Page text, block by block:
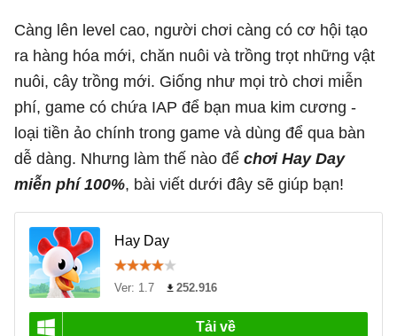
Càng lên level cao, người chơi càng có cơ hội tạo
ra hàng hóa mới, chăn nuôi và trồng trọt những vật
nuôi, cây trồng mới. Giống như mọi trò chơi miễn
phí, game có chứa IAP để bạn mua kim cương -
loại tiền ảo chính trong game và dùng để qua bàn
dễ dàng. Nhưng làm thế nào để chơi Hay Day
miễn phí 100%, bài viết dưới đây sẽ giúp bạn!